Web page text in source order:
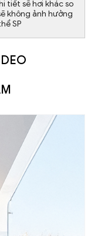
tiết sẽ hơi khác so
không ảnh hưởng
SP